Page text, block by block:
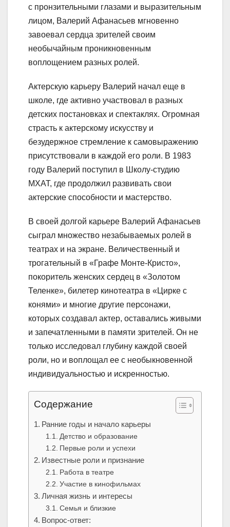
с пронзительными глазами и выразительным
лицом, Валерий Афанасьев мгновенно
завоевал сердца зрителей своим
необычайным проникновенным
воплощением разных ролей.
Актерскую карьеру Валерий начал еще в
школе, где активно участвовал в разных
детских постановках и спектаклях. Огромная
страсть к актерскому искусству и
безудержное стремление к самовыражению
присутствовали в каждой его роли. В 1983
году Валерий поступил в Школу-студию
МХАТ, где продолжил развивать свои
актерские способности и мастерство.
В своей долгой карьере Валерий Афанасьев
сыграл множество незабываемых ролей в
театрах и на экране. Величественный и
трогательный в «Графе Монте-Кристо»,
покоритель женских сердец в «Золотом
Теленке», билетер кинотеатра в «Цирке с
конями» и многие другие персонажи,
которых создавал актер, оставались живыми
и запечатленными в памяти зрителей. Он не
только исследовал глубину каждой своей
роли, но и воплощал ее с необыкновенной
индивидуальностью и искренностью.
Содержание
Ранние годы и начало карьеры
Детство и образование
Первые роли и успехи
Известные роли и признание
Работа в театре
Участие в кинофильмах
Личная жизнь и интересы
Семья и близкие
Вопрос-ответ: